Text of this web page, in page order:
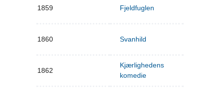
1859 Fjeldfuglen
1860 Svanhild
1862
Kjærlighedens
komedie